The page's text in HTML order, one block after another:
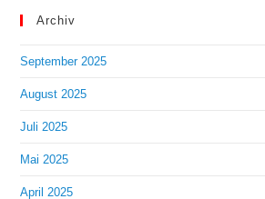
Archiv
September 2025
August 2025
Juli 2025
Mai 2025
April 2025